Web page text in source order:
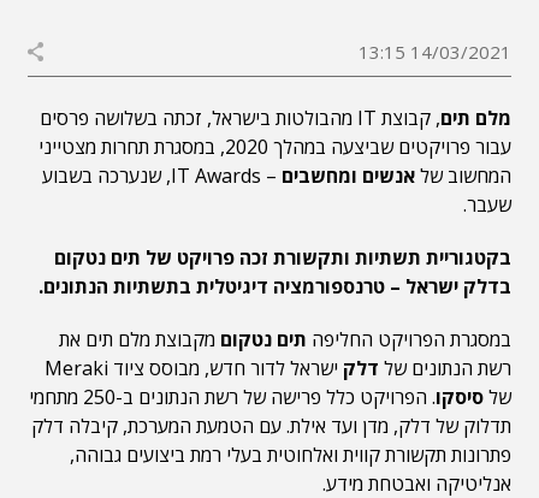
14/03/2021 13:15
מלם תים
, קבוצת IT מהבולטות בישראל, זכתה בשלושה פרסים
עבור פרויקטים שביצעה במהלך 2020, במסגרת תחרות מצטייני
המחשוב שלאנשים ומחשבים
– IT Awards, שנערכה בשבוע
שעבר.
בקטגוריית תשתיות ותקשורת זכה פרויקט של תים נטקום
בדלק ישראל – טרנספורמציה דיגיטלית בתשתיות הנתונים.
במסגרת הפרויקט החליפה תים נטקום מקבוצת מלם תים את
רשת הנתונים של דלק
ישראל לדור חדש, מבוסס ציוד Meraki
שלסיסקו
. הפרויקט כלל פרישה של רשת הנתונים ב-250 מתחמי
תדלוק של דלק, מדן ועד אילת. עם הטמעת המערכת, קיבלה דלק
פתרונות תקשורת קווית ואלחוטית בעלי רמת ביצועים גבוהה,
אנליטיקה ואבטחת מידע.